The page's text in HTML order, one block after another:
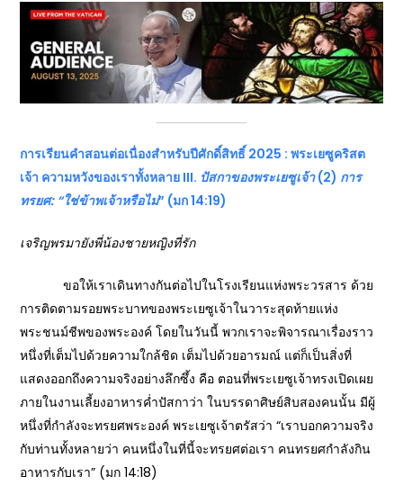
การเรียนคำสอนต่อเนื่องสำหรับปีศักดิ์สิทธิ์ 2025 : พระเยซูคริสต
เจ้า ความหวังของเราทั้งหลาย III. ปัสกาของพระเยซูเจ้า(2) การ
ทรยศ: “ใช่ข้าพเจ้าหรือไม่” (มก 14:19)
เจริญพรมายังพี่น้องชายหญิงที่รัก
ขอให้เราเดินทางกันต่อไปในโรงเรียนแห่งพระวรสาร ด้วย
การติดตามรอยพระบาทของพระเยซูเจ้าในวาระสุดท้ายแห่ง
พระชนม์ชีพของพระองค์ โดยในวันนี้ พวกเราจะพิจารณาเรื่องราว
หนึ่งที่เต็มไปด้วยความใกล้ชิด เต็มไปด้วยอารมณ์ แต่ก็เป็นสิ่งที่
แสดงออกถึงความจริงอย่างลึกซึ้ง คือ ตอนที่พระเยซูเจ้าทรงเปิดเผย
ภายในงานเลี้ยงอาหารค่ำปัสกาว่า ในบรรดาศิษย์สิบสองคนนั้น มีผู้
หนึ่งที่กำลังจะทรยศพระองค์ พระเยซูเจ้าตรัสว่า “เราบอกความจริง
กับท่านทั้งหลายว่า คนหนึ่งในที่นี้จะทรยศต่อเรา คนทรยศกำลังกิน
อาหารกับเรา” (มก 14:18)